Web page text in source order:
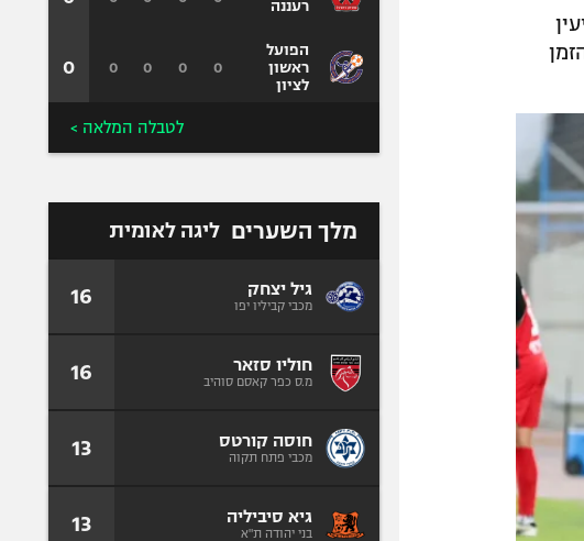
רעננה
הפועל
ראשון
לציון
0
0
0
0
0
לטבלה המלאה >
מלך השערים ליגה לאומית
גיל יצחק
מכבי קביליו יפו 16
חוליו סזאר
מ.ס כפר קאסם סוהיב 16
חוסה קורטס
מכבי פתח תקוה 13
גיא סיביליה
בני יהודה ת"א 13